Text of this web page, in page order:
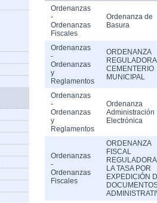
Ordenanzas
-
Ordenanzas
Fiscales
Ordenanza de
Basura
Ordenanzas
-
Ordenanzas
y
Reglamentos
ORDENANZA
CEMENTERIO
MUNICIPAL
Ordenanzas
-
Ordenanzas
y
Reglamentos
Ordenanza
Administración
Electrónica
Ordenanzas
-
Ordenanzas
Fiscales
ORDENANZA
FISCAL
LA TASA POR
EXPEDICIÓN